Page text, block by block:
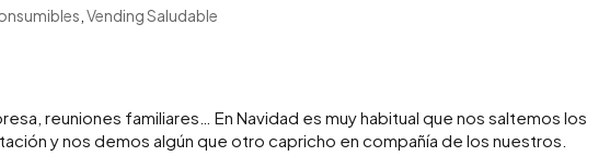
,Vending Saludable
reuniones familiares… En Navidad es muy habitual que nos saltemos los
y nos demos algún que otro capricho en compañía de los nuestros.